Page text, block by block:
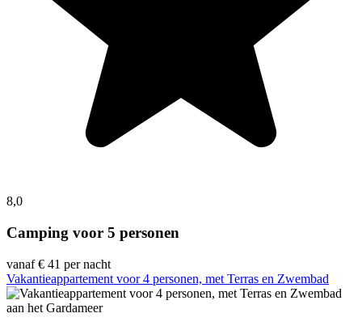
8,0
Camping voor 5 personen
vanaf € 41 per nacht
Vakantieappartement voor 4 personen, met Terras en Zwembad